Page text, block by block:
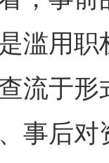
滥用
流于
事后